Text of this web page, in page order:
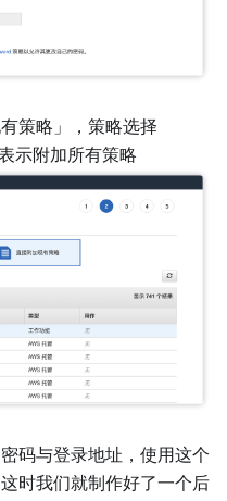
策略」，策略选择
示附加所有策略
码与登录地址，使用这个
时我们就制作好了一个后